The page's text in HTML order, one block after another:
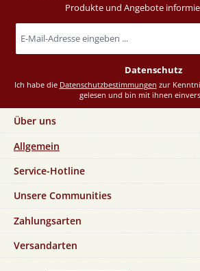
Produkte und Angebote
Mail-
Datenschutz
Ich habe die Datenschutzbestimmungen zur
gelesen und bin mit ihnen
Über uns
Allgemein
Service-Hotline
Unsere Communities
Zahlungsarten
Versandarten